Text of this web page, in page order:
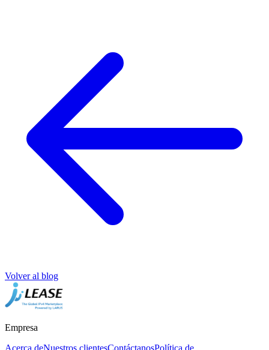
Volver al blog
Empresa